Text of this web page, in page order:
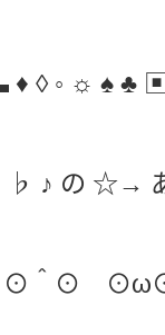
◊ ◦ ☼ ♠
♪ の ☆→
⊙＾⊙